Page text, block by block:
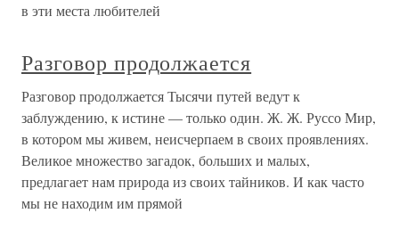
в эти места любителей
Разговор продолжается
Разговор продолжается Тысячи путей ведут к
заблуждению, к истине — только один. Ж. Ж. Руссо Мир,
в котором мы живем, неисчерпаем в своих проявлениях.
Великое множество загадок, больших и малых,
предлагает нам природа из своих тайников. И как часто
мы не находим им прямой